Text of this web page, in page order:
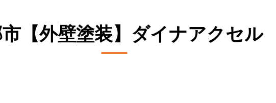
【外壁塗装】ダイナアクセル